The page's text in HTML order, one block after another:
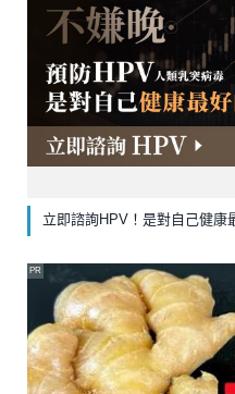
立即諮詢HPV！是對自己健康
PR